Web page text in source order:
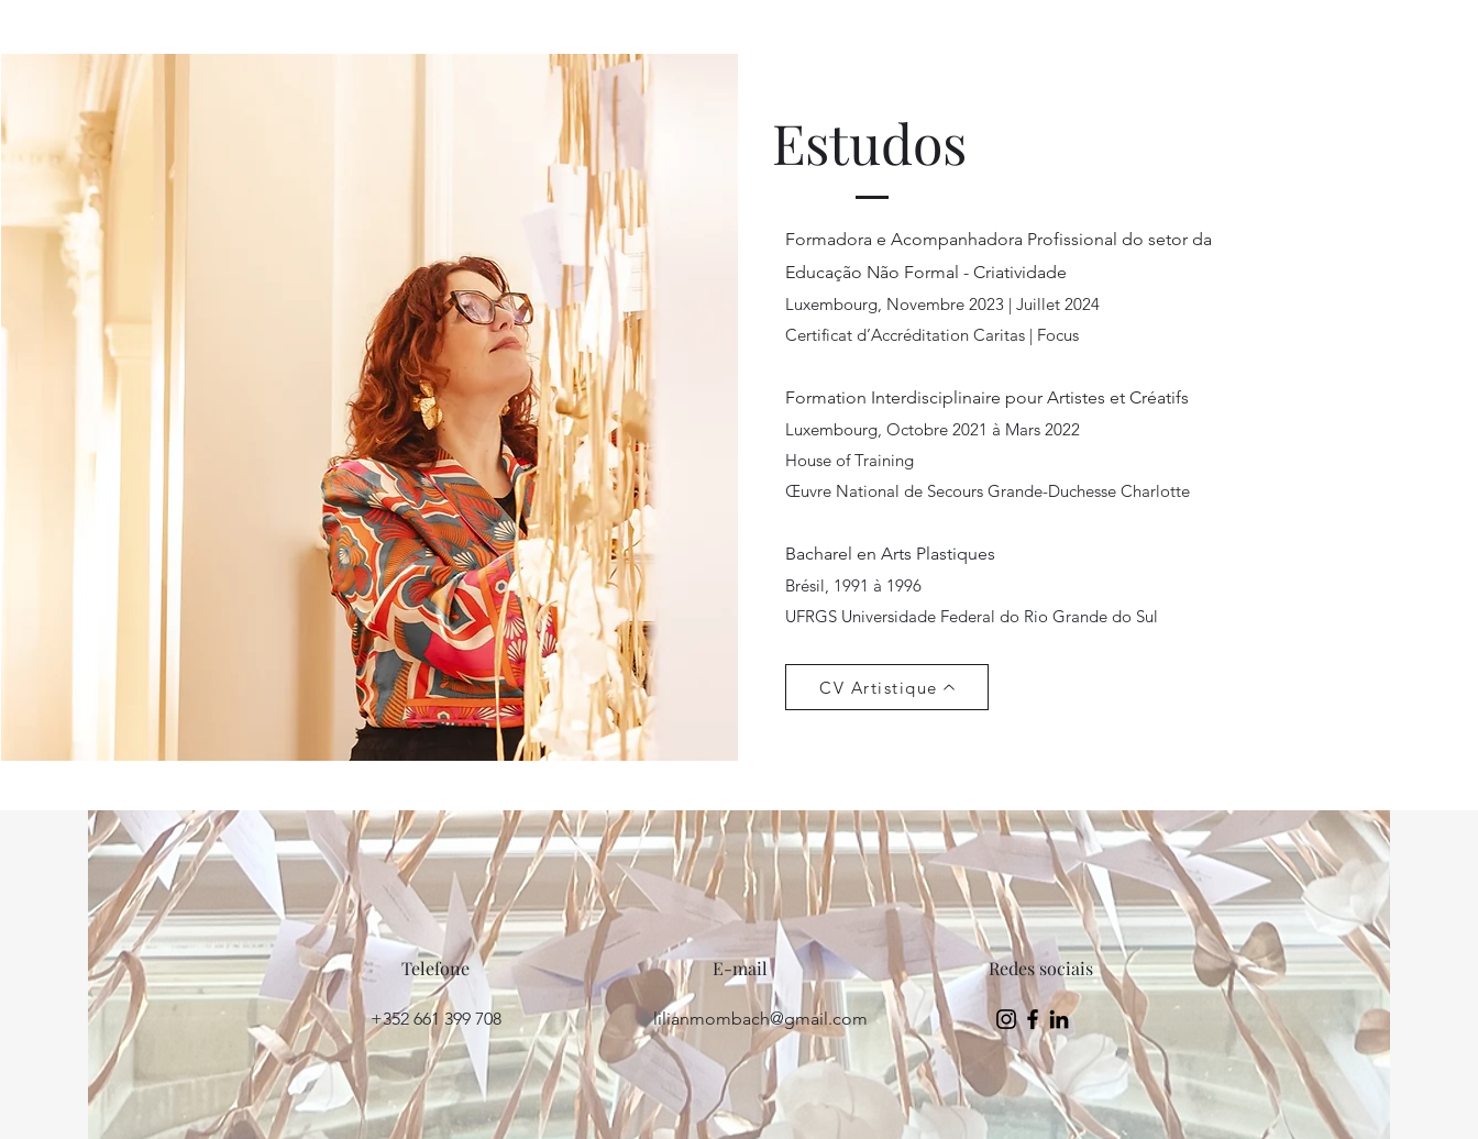
Estudos
Formadora e Acompanhadora Profissional do setor da
Educação Não Formal - Criatividade
Luxembourg, Novembre 2023 | Juillet 2024
Certificat d’Accréditation Caritas | Focus
Formation Interdisciplinaire pour Artistes et Créatifs
Luxembourg, Octobre 2021 à Mars 2022
House of Training
Œuvre National de Secours Grande-Duchesse Charlotte
Bacharel en Arts Plastiques
Brésil, 1991 à 1996
UFRGS Universidade Federal do Rio Grande do Sul
CV Artistique
Telefone
+352 661 399 708
E-mail
lilianmombach@gmail.com
Redes sociais